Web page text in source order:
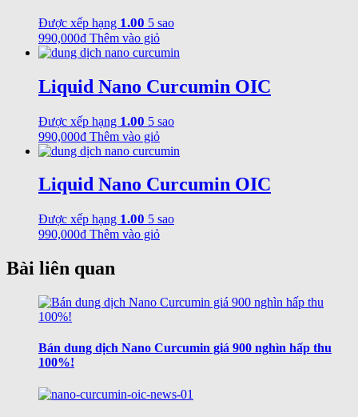
Được xếp hạng 1.00 5 sao
990,000₫ Thêm vào giỏ
Liquid Nano Curcumin OIC
Được xếp hạng 1.00 5 sao
990,000₫ Thêm vào giỏ
Liquid Nano Curcumin OIC
Được xếp hạng 1.00 5 sao
990,000₫ Thêm vào giỏ
Bài liên quan
Bán dung dịch Nano Curcumin giá 900 nghìn hấp thu
100%!